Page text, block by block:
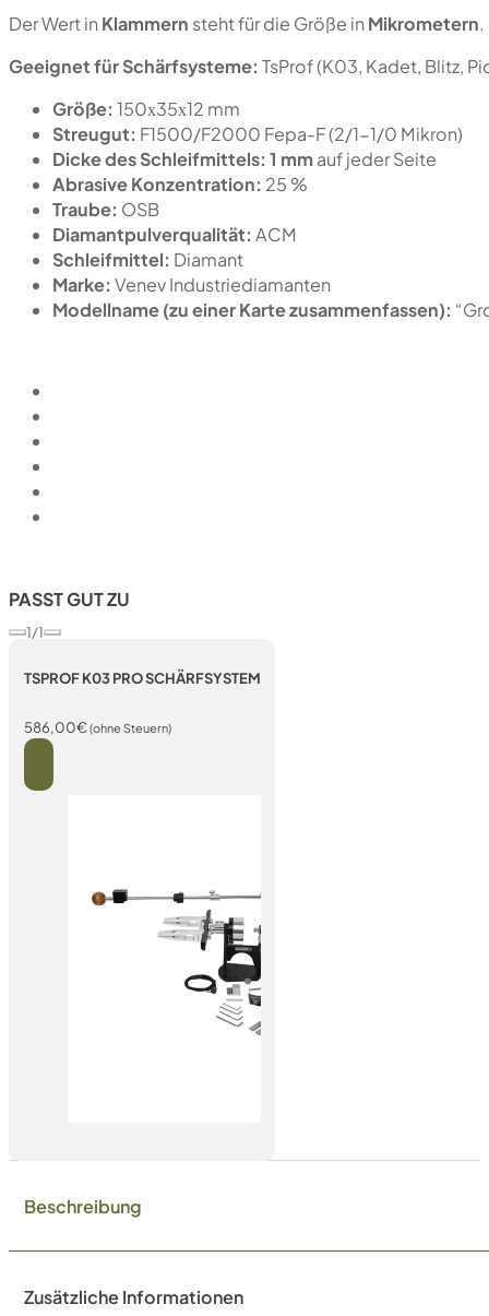
Der Wert inKlammern steht für die Größe inMikrometern.
Geeignet für Schärfsysteme: TsProf (K03, Kadet, Blitz,
Größe: 150х35х12 mm
Streugut: F1500/F2000 Fepa-F (2/1-1/0 Mikron)
Dicke des Schleifmittels: 1 mm auf jeder Seite
Abrasive Konzentration: 25 %
Traube: OSB
Diamantpulverqualität: ACM
Schleifmittel: Diamant
Marke: Venev Industriediamanten
Modellname (zu einer Karte zusammenfassen):
PASST GUT ZU
1/1
TSPROF K03 PRO SCHÄRFSYSTEM
586,00€(ohne Steuern)
Beschreibung
Zusätzliche Informationen